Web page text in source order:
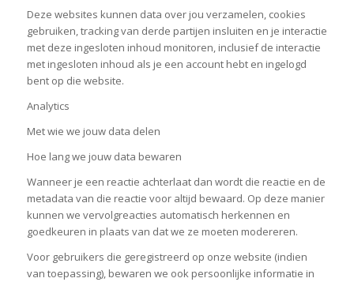
Deze websites kunnen data over jou verzamelen, cookies
gebruiken, tracking van derde partijen insluiten en je interactie
met deze ingesloten inhoud monitoren, inclusief de interactie
met ingesloten inhoud als je een account hebt en ingelogd
bent op die website.
Analytics
Met wie we jouw data delen
Hoe lang we jouw data bewaren
Wanneer je een reactie achterlaat dan wordt die reactie en de
metadata van die reactie voor altijd bewaard. Op deze manier
kunnen we vervolgreacties automatisch herkennen en
goedkeuren in plaats van dat we ze moeten modereren.
Voor gebruikers die geregistreerd op onze website (indien
van toepassing), bewaren we ook persoonlijke informatie in